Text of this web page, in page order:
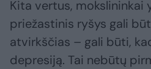
Kita vertus, mokslininkai
priežastinis ryšys gali
atvirkščias – gali būti,
depresiją. Tai nebūtų